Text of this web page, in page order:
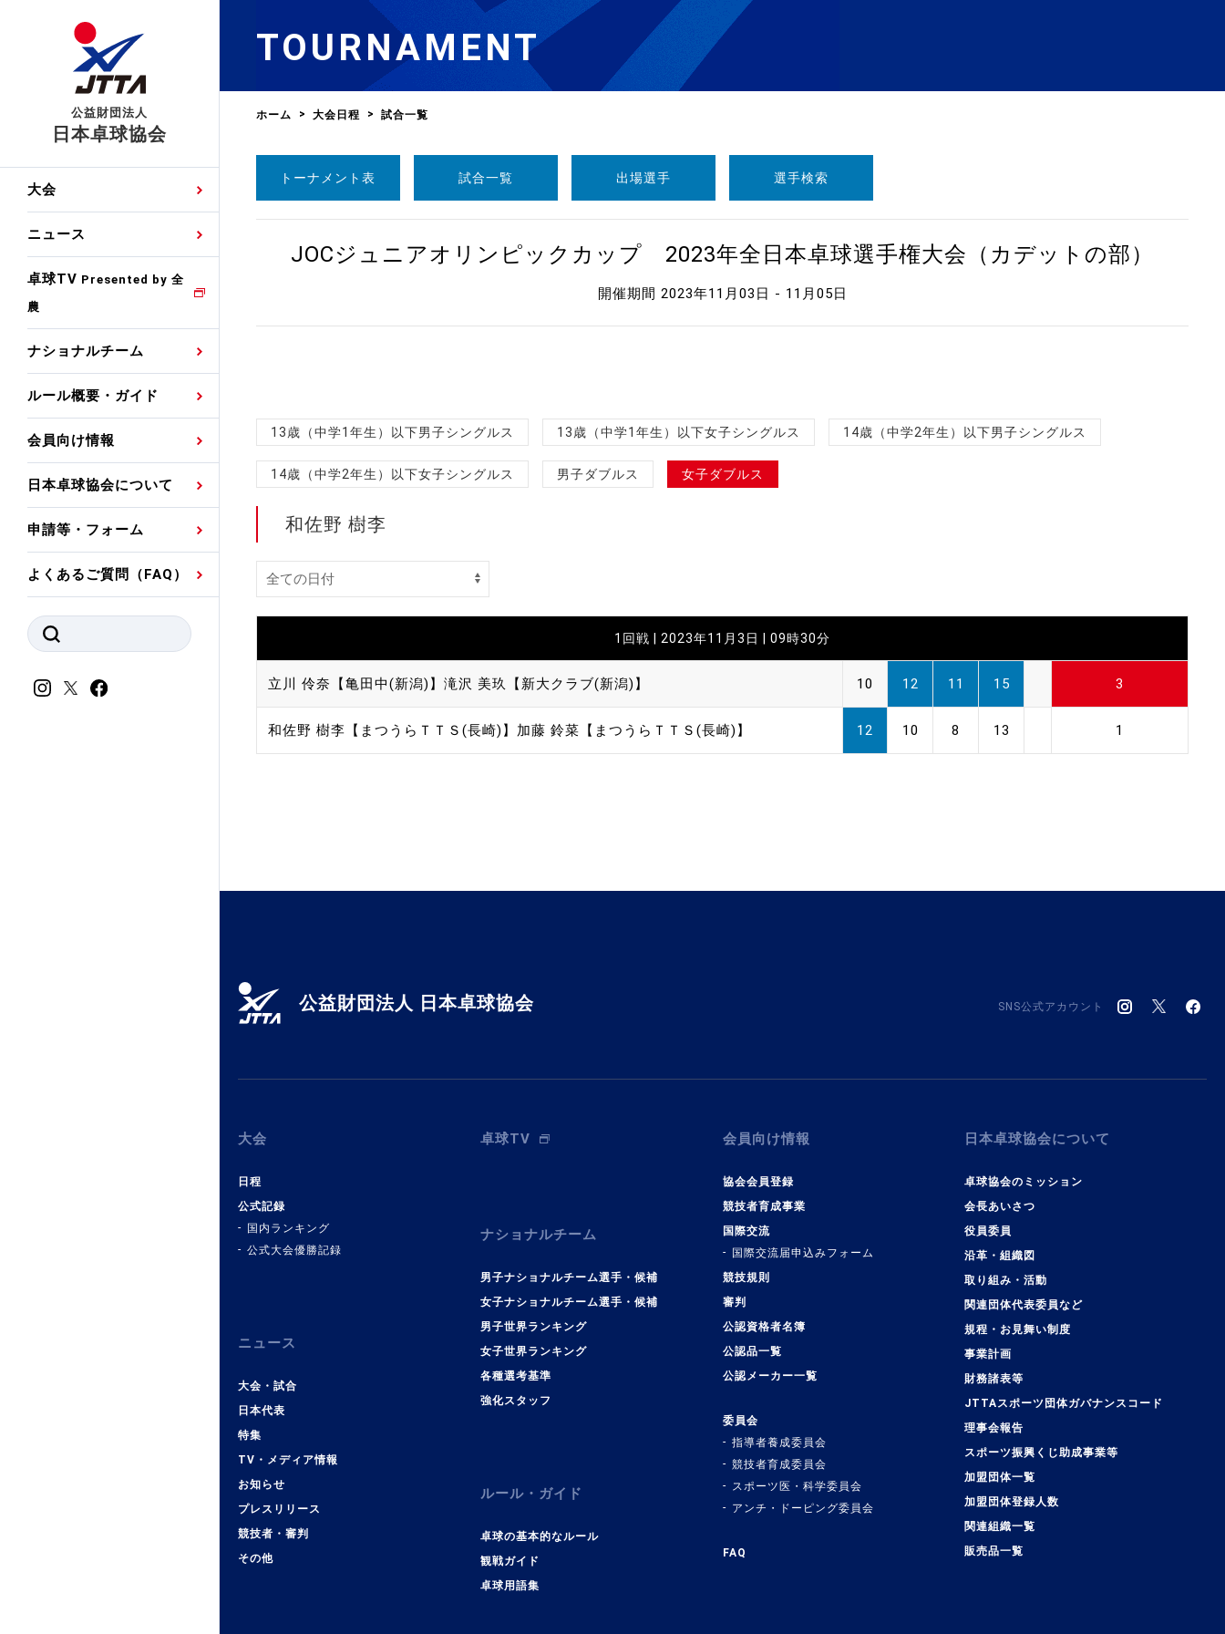
公益財団法人
日本卓球協会
大会
公式大会優勝記録
ニュース
大会・試合
TV・メディア情報
競技者(パスウェイ)・審判
その他
卓球TV Presented by 全
農
ナショナルチーム
男子ナショナルチーム選
女子ナショナルチーム選
強化スタッフ
ルール概要・ガイド
卓球の基本的なルール
卓球用語集
会員向け情報
協会会員登録
審判
公認品一覧
公認メーカー一覧
委員会
指導者養成委員会
スポーツ医・科学委員会
アンチ・ドーピング委員
会
日本卓球協会について
卓球協会のミッション
沿革・組織図
規程・お見舞い制度
ハンドブックデータ
事業計画・事業報告
スポーツ振興くじ助成事業
関連組織一覧
申請等・フォーム
国際交流届申込みフォーム
競技ウエアチーム名申請
審判員ネームプレート制作
申込
よくあるご質問（FAQ）
TOURNAMENT
ホーム 大会日程 試合一覧
トーナメント表 試合一覧 出場選手 選手検索
JOCジュニアオリンピックカップ 2023年全日本卓球選手権大会（カデットの部）
開催期間 2023年11月03日 - 11月05日
13歳（中学1年生）以下男子シングルス 13歳（中学1年生）以下女子シングルス 14歳（中学2年生）以下男子シングルス
14歳（中学2年生）以下女子シングルス 男子ダブルス 女子ダブルス
和佐野 樹李
1回戦 | 2023年11月3日 | 09時30分
立川 伶奈【亀田中(新潟)】 滝沢 美玖【新大クラブ(新潟)】 10 12 11 15 3
和佐野 樹李【まつうらＴＴＳ(長崎)】 加藤 鈴菜【まつうらＴＴＳ(長崎)】 12 10 8 13 1
公益財団法人 日本卓球協会 SNS公式アカウント
大会
日程
公式記録
国内ランキング
公式大会優勝記録
ニュース
大会・試合
日本代表
特集
TV・メディア情報
お知らせ
プレスリリース
競技者・審判
その他
卓球TV
ナショナルチーム
男子ナショナルチーム選手・候補
女子ナショナルチーム選手・候補
男子世界ランキング
女子世界ランキング
各種選考基準
強化スタッフ
ルール・ガイド
卓球の基本的なルール
観戦ガイド
卓球用語集
会員向け情報
協会会員登録
競技者育成事業
国際交流
国際交流届申込みフォーム
競技規則
審判
公認資格者名簿
公認品一覧
公認メーカー一覧
委員会
指導者養成委員会
競技者育成委員会
スポーツ医・科学委員会
アンチ・ドーピング委員会
FAQ
日本卓球協会について
卓球協会のミッション
会長あいさつ
役員委員
沿革・組織図
取り組み・活動
関連団体代表委員など
規程・お見舞い制度
事業計画
財務諸表等
JTTAスポーツ団体ガバナンスコード
理事会報告
スポーツ振興くじ助成事業等
加盟団体一覧
加盟団体登録人数
関連組織一覧
販売品一覧